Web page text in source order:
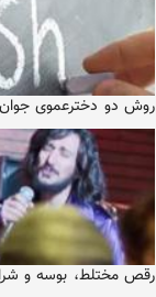
روش دو دخترعموی جوان
رقص مختلط، بوسه و